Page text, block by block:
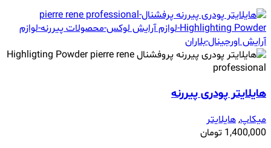
هایلایتر پودری پیررنه
میکاپ,هایلایتر
1,400,000 تومان